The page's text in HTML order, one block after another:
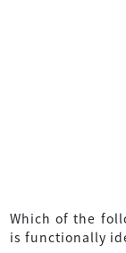
Which of the
is functionally